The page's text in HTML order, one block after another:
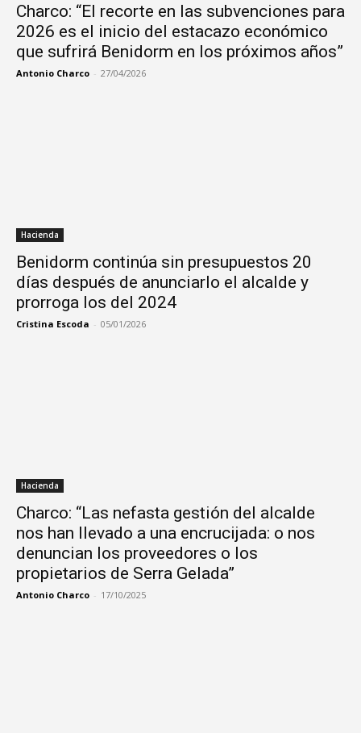
Charco: “El recorte en las subvenciones para
2026 es el inicio del estacazo económico
que sufrirá Benidorm en los próximos años”
Antonio Charco - 27/04/2026
Hacienda
Benidorm continúa sin presupuestos 20
días después de anunciarlo el alcalde y
prorroga los del 2024
Cristina Escoda - 05/01/2026
Hacienda
Charco: “Las nefasta gestión del alcalde
nos han llevado a una encrucijada: o nos
denuncian los proveedores o los
propietarios de Serra Gelada”
Antonio Charco - 17/10/2025